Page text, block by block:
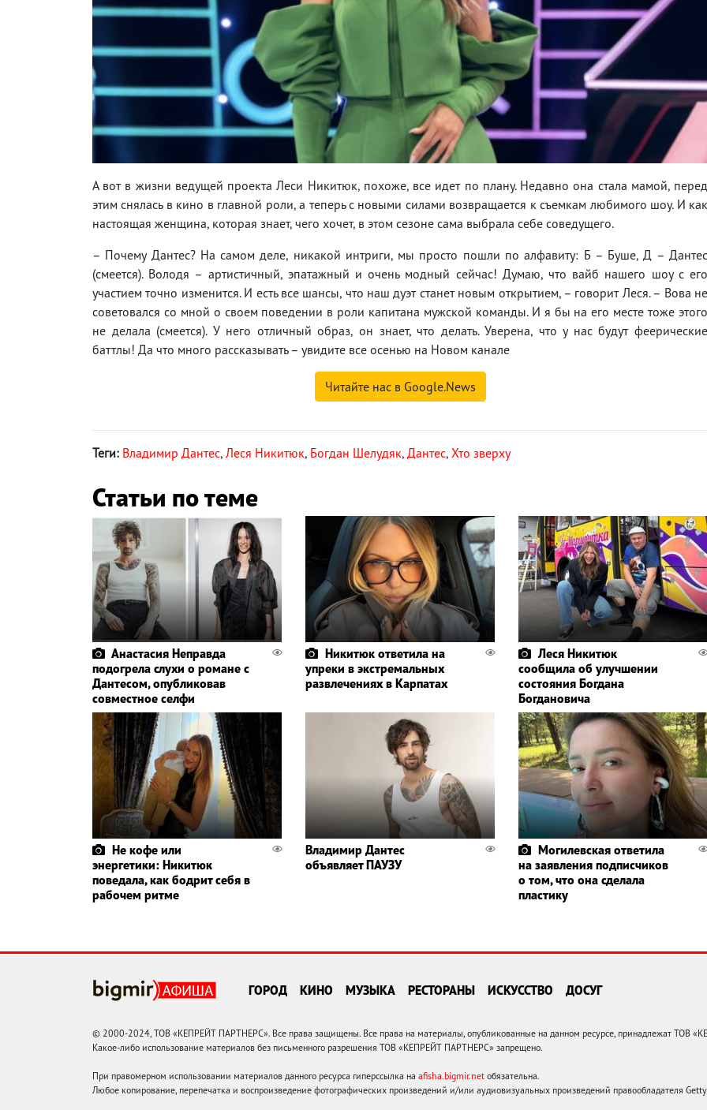
А вот в жизни ведущей проекта Леси Никитюк, похоже, все идет по плану. Недавно она стала мамой, перед
этим снялась в кино в главной роли, а теперь с новыми силами возвращается к съемкам любимого шоу. И как
настоящая женщина, которая знает, чего хочет, в этом сезоне сама выбрала себе соведущего.
– Почему Дантес? На самом деле, никакой интриги, мы просто пошли по алфавиту: Б – Буше, Д – Дантес
(смеется). Володя – артистичный, эпатажный и очень модный сейчас! Думаю, что вайб нашего шоу с его
участием точно изменится. И есть все шансы, что наш дуэт станет новым открытием, – говорит Леся. – Вова не
советовался со мной о своем поведении в роли капитана мужской команды. И я бы на его месте тоже этого
не делала (смеется). У него отличный образ, он знает, что делать. Уверена, что у нас будут феерические
баттлы! Да что много рассказывать – увидите все осенью на Новом канале
Читайте нас в Google.News
Теги: Владимир Дантес, Леся Никитюк, Богдан Шелудяк, Дантес, Хто зверху
Статьи по теме
Анастасия Неправда
подогрела слухи о романе с
Дантесом, опубликовав
совместное селфи
Никитюк ответила на
упреки в экстремальных
развлечениях в Карпатах
Леся Никитюк
сообщила об улучшении
состояния Богдана
Богдановича
Не кофе или
энергетики: Никитюк
поведала, как бодрит себя в
рабочем ритме
Владимир Дантес
объявляет ПАУЗУ
Могилевская ответила
на заявления подписчиков
о том, что она сделала
пластику
ГОРОД КИНО МУЗЫКА РЕСТОРАНЫ ИСКУССТВО ДОСУГ
© 2000-2024, ТОВ «КЕПРЕЙТ ПАРТНЕРС». Все права защищены. Все права на материалы, опубликованные на данном ресурсе, принадлежат ТОВ
Какое-либо использование материалов без письменного разрешения ТОВ «КЕПРЕЙТ ПАРТНЕРС» запрещено.
При правомерном использовании материалов данного ресурса гиперссылка на afisha.bigmir.net обязательна.
Любое копирование, перепечатка и воспроизведение фотографических произведений и/или аудиовизуальных произведений правообладателя